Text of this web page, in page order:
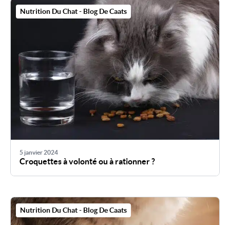
Nutrition Du Chat - Blog De Caats
5 janvier 2024
Croquettes à volonté ou à rationner ?
Nutrition Du Chat - Blog De Caats